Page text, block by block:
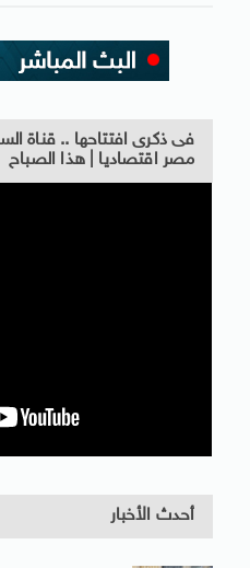
فى ذكرى افتتاحها .. قناة
مصر اقتصاديا | هذا الصباح
أحدث الأخبار